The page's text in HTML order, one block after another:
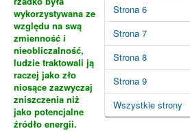
Strona 6
Strona 7
Strona 8
Strona 9
Wszystkie strony
wykorzystywana ze
względu na swą
zmienność i
nieobliczalność,
ludzie traktowali ją
raczej jako zło
niosące zazwyczaj
zniszczenia niż
jako potencjalne
źródło energii.